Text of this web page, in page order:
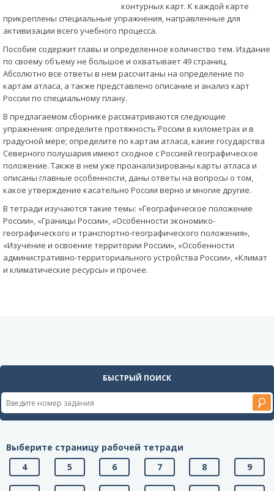
контурных карт. К каждой карте
прикреплены специальные упражнения, направленные для
активизации всего учебного процесса.
Пособие содержит главы и определенное количество тем. Издание
по своему объему не большое и охватывает 49 страниц.
Абсолютно все ответы в нем рассчитаны на определение по
картам атласа, а также представлено описание и анализ карт
России по специальному плану.
В предлагаемом сборнике рассматриваются следующие
упражнения: определите протяжность России в километрах и в
градусной мере; определите по картам атласа, какие государства
Северного полушария имеют сходное с Россией географическое
положение. Также в нем уже проанализированы карты атласа и
описаны главные особенности, даны ответы на вопросы о том,
какое утверждение касательно России верно и многие другие.
В тетради изучаются такие темы: «Географическое положение
России», «Границы России», «Особенности экономико-
географического и транспортно-географического положения»,
«Изучение и освоение территории России», «Особенности
административно-территориального устройства России», «Климат
и климатические ресурсы» и прочее.
БЫСТРЫЙ ПОИСК
Выберите страницу рабочей тетради
4
5 6 7 8 9